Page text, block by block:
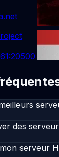
des
serveur